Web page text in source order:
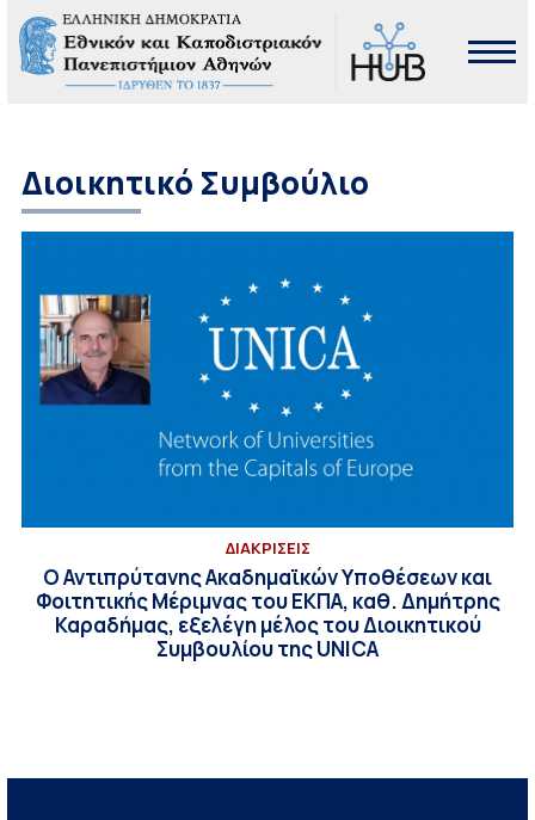
Διοικητικό Συμβούλιο
ΔΙΑΚΡΙΣΕΙΣ
Ο Αντιπρύτανης Ακαδημαϊκών Υποθέσεων και
Φοιτητικής Μέριμνας του ΕΚΠΑ, καθ. Δημήτρης
Καραδήμας, εξελέγη μέλος του Διοικητικού
Συμβουλίου της UNICA